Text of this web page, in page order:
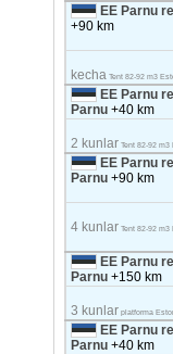
EE Parnu
+90 km
kecha Tent 82-92 m3
EE Parnu
Parnu+40 km
2 kunlar Tent 82-92
EE Parnu
Parnu+90 km
4 kunlar Tent 82-92
EE Parnu
Parnu+150 km
3 kunlar platforma
EE Parnu
Parnu+40 km